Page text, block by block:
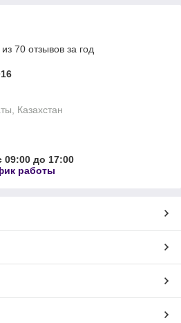
70 отзывов за год
Казахстан
09:00 до 17:00
работы